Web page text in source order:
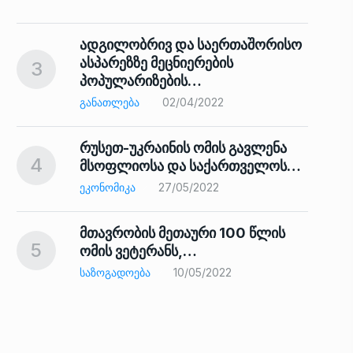
3
ადგილობრივ და საერთაშორისო
ასპარეზზე მეცნიერების
პოპულარიზების…
ᲒᲐᲜᲐᲗᲚᲔᲑᲐ 02/04/2022
4
რუსეთ-უკრაინის ომის გავლენა
მსოფლიოსა და საქართველოს…
ᲔᲙᲝᲜᲝᲛᲘᲙᲐ 27/05/2022
5
მთავრობის მეთაური 100 წლის
ომის ვეტერანს,…
ᲡᲐᲖᲝᲒᲐᲓᲝᲔᲑᲐ 10/05/2022